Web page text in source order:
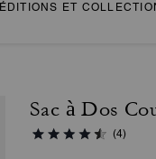
ÉDITIONS ET
Sac à Dos
(4)